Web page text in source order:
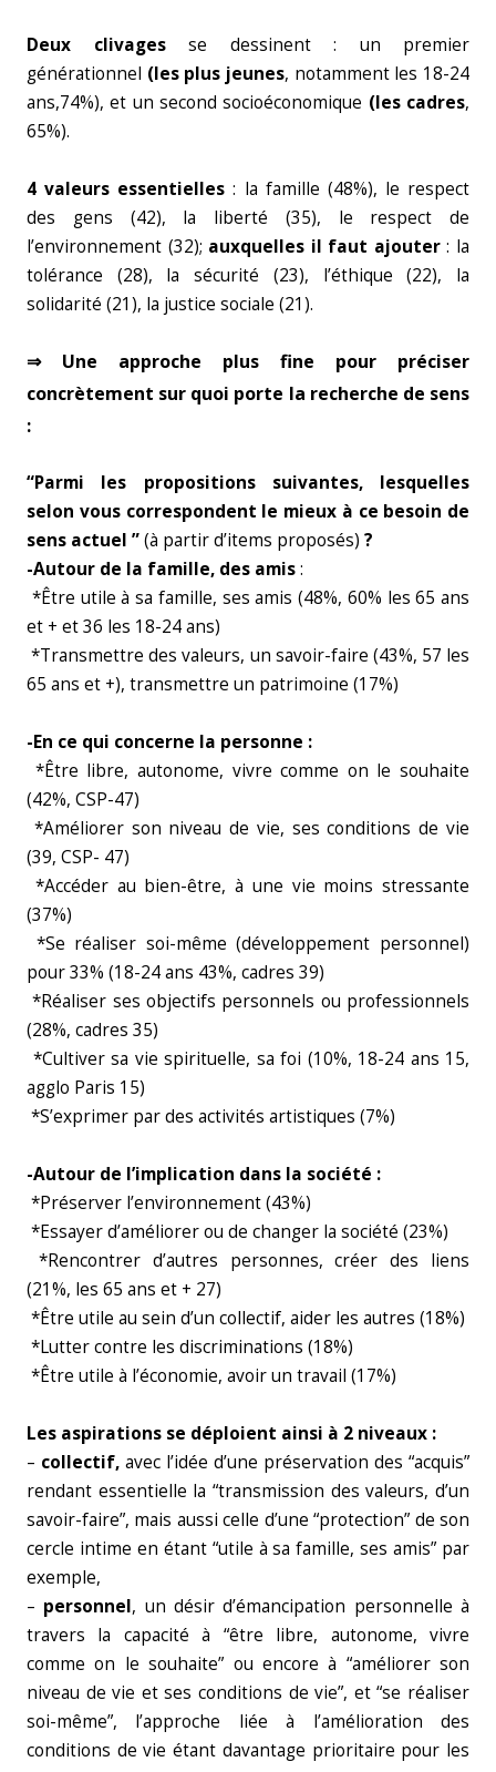
Deux clivagesse dessinent : un premier
générationnel (les plus jeunes, notamment les 18-24
ans,74%), et un second socioéconomique (les cadres,
65%).
4 valeurs essentielles : la famille (48%), le respect
des gens (42), la liberté (35), le respect de
l’environnement (32); auxquelles il faut ajouter: la
tolérance (28), la sécurité (23), l’éthique (22), la
solidarité (21), la justice sociale (21).
⇒ Une approche plus fine pour préciser
concrètement sur quoi porte la recherche de sens
:
“Parmi les propositions suivantes, lesquelles
selon vous correspondent le mieux à ce besoin de
sens actuel ”(à partir d’items proposés) ?
-Autour de la famille, des amis:
*Être utile à sa famille, ses amis (48%, 60% les 65 ans
et + et 36 les 18-24 ans)
*Transmettre des valeurs, un savoir-faire (43%, 57 les
65 ans et +), transmettre un patrimoine (17%)
-En ce qui concerne la personne :
*Être libre, autonome, vivre comme on le souhaite
(42%, CSP-47)
*Améliorer son niveau de vie, ses conditions de vie
(39, CSP- 47)
*Accéder au bien-être, à une vie moins stressante
(37%)
*Se réaliser soi-même (développement personnel)
pour 33% (18-24 ans 43%, cadres 39)
*Réaliser ses objectifs personnels ou professionnels
(28%, cadres 35)
*Cultiver sa vie spirituelle, sa foi (10%, 18-24 ans 15,
agglo Paris 15)
*S’exprimer par des activités artistiques (7%)
-Autour de l’implication dans la société :
*Préserver l’environnement (43%)
*Essayer d’améliorer ou de changer la société (23%)
*Rencontrer d’autres personnes, créer des liens
(21%, les 65 ans et + 27)
*Être utile au sein d’un collectif, aider les autres (18%)
*Lutter contre les discriminations (18%)
*Être utile à l’économie, avoir un travail (17%)
Les aspirations se déploient ainsi à 2 niveaux :
– collectif, avec l’idée d’une préservation des “acquis”
rendant essentielle la “transmission des valeurs, d’un
savoir-faire”, mais aussi celle d’une “protection” de son
cercle intime en étant “utile à sa famille, ses amis” par
exemple,
– personnel, un désir d’émancipation personnelle à
travers la capacité à “être libre, autonome, vivre
comme on le souhaite” ou encore à “améliorer son
niveau de vie et ses conditions de vie”, et “se réaliser
soi-même”, l’approche liée à l’amélioration des
conditions de vie étant davantage prioritaire pour les